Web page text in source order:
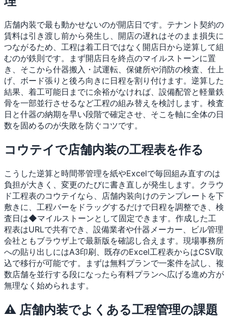
店舗内装で最も動かせないのが開店日です。テナント契約の
賃料は引き渡し前から発生し、開店の遅れはそのまま損失に
つながるため、工程は着工日ではなく開店日から逆算して組
むのが鉄則です。まず開店日を終点のマイルストーンに置
き、そこから什器搬入・試運転、保健所や消防の検査、仕上
げ、ボード張りと後ろ向きに日程を割り付けます。逆算した
結果、着工可能日までに余裕がなければ、設備配管と軽量鉄
骨を一部並行させるなど工程の組み替えを検討します。検査
日と什器の納期を早い段階で確定させ、そこを軸に全体の日
数を固めるのが失敗を防ぐコツです。
コウテイで店舗内装の工程表を作る
こうした逆算と時間帯管理を紙やExcelで毎回組み直すのは
負担が大きく、変更のたびに書き直しが発生します。クラウ
ド工程表のコウテイなら、店舗内装向けのテンプレートを下
敷きに、工程バーをドラッグするだけで日程を調整でき、検
査日は◆マイルストーンとして固定できます。作成した工
程表はURLで共有でき、設備業者や什器メーカー、ビル管理
会社ともブラウザ上で最新版を確認し合えます。現場事務所
への貼り出しにはA3印刷、既存のExcel工程表からはCSV取
込で移行が可能です。まずは無料プランで一案件を試し、複
数店舗を並行する段になったら有料プランへ広げる進め方が
無理なく始められます。
⚠️ 店舗内装でよくある工程管理の課題